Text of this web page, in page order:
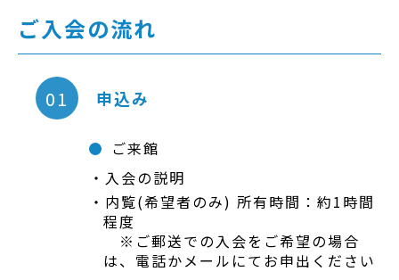
ご入会の流れ
01 申込み
ご来館
入会の説明
内覧(希望者のみ) 所有時間：約1時間
程度
※ご郵送での入会をご希望の場合
は、電話かメールにてお申出ください